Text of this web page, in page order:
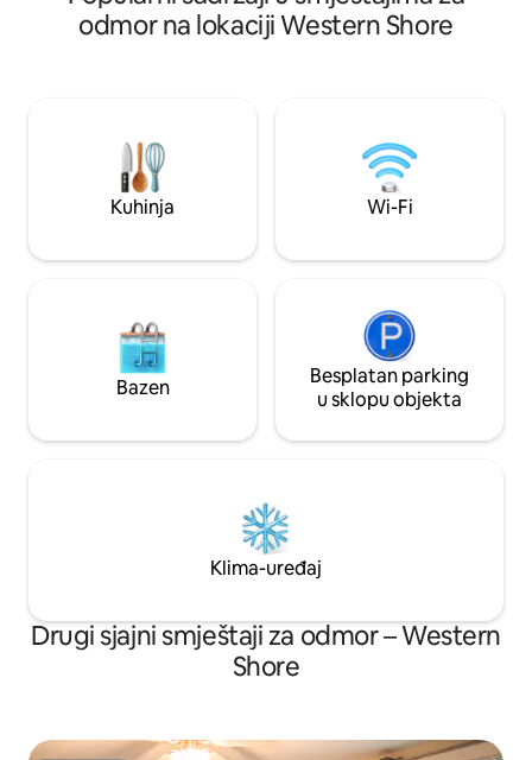
kamina u svako godišnje doba, a zatim
krenite u zatvoreni prostor na turnire na
skijališta Martock, savršeno utočište za
obitelji i prijatelje tijekom cijele godine,
bez obzira na godišnje doba.
Bay i Oak Island •
pristupom stazi
sobe na drugom
godina, pa su
ima zajedničku
gostinjsku kuću u
odmor na lokaciji Western Shore
Kuhinja Wi-Fi
Bazen
Besplatan parking
u sklopu objekta
Klima-uređaj
Drugi sjajni smještaji za odmor – Western
Shore